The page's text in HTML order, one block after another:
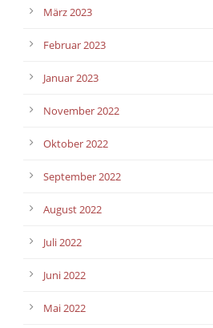
März 2023
Februar 2023
Januar 2023
November 2022
Oktober 2022
September 2022
August 2022
Juli 2022
Juni 2022
Mai 2022